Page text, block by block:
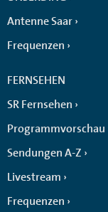
Antenne Saar
Frequenzen
FERNSEHEN
SR Fernsehen
Programmvorschau
Sendungen A-Z
Livestream
Frequenzen